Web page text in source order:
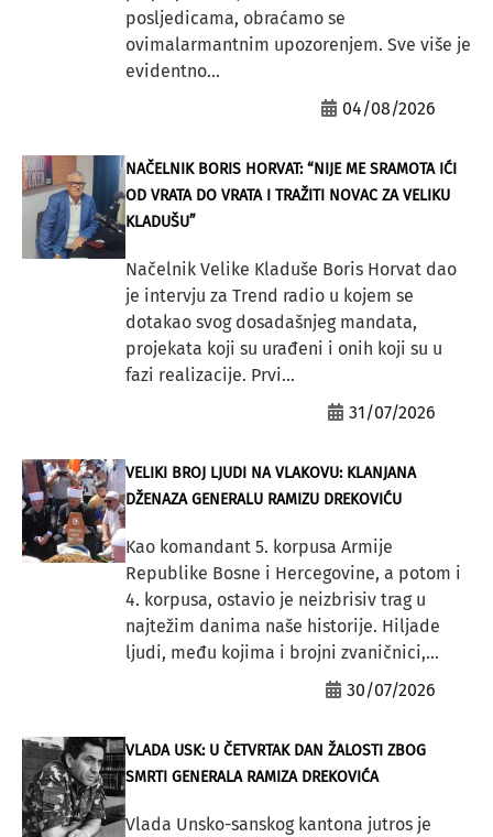
posljedicama, obraćamo se
ovimalarmantnim upozorenjem. Sve više je
evidentno...
04/08/2026
NAČELNIK BORIS HORVAT: “NIJE ME SRAMOTA IĆI
OD VRATA DO VRATA I TRAŽITI NOVAC ZA VELIKU
KLADUŠU”
Načelnik Velike Kladuše Boris Horvat dao
je intervju za Trend radio u kojem se
dotakao svog dosadašnjeg mandata,
projekata koji su urađeni i onih koji su u
fazi realizacije. Prvi...
31/07/2026
VELIKI BROJ LJUDI NA VLAKOVU: KLANJANA
DŽENAZA GENERALU RAMIZU DREKOVIĆU
Kao komandant 5. korpusa Armije
Republike Bosne i Hercegovine, a potom i
4. korpusa, ostavio je neizbrisiv trag u
najtežim danima naše historije. Hiljade
ljudi, među kojima i brojni zvaničnici,...
30/07/2026
VLADA USK: U ČETVRTAK DAN ŽALOSTI ZBOG
SMRTI GENERALA RAMIZA DREKOVIĆA
Vlada Unsko-sanskog kantona jutros je